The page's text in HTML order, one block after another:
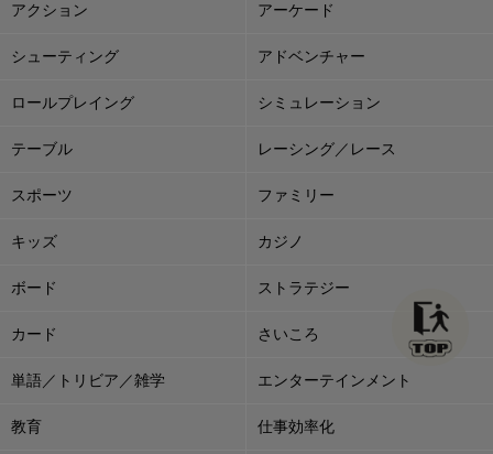
アクション アーケード
シューティング アドベンチャー
ロールプレイング シミュレーション
テーブル レーシング／レース
スポーツ ファミリー
キッズ カジノ
ボード ストラテジー
カード さいころ
単語／トリビア／雑学 エンターテインメント
教育 仕事効率化